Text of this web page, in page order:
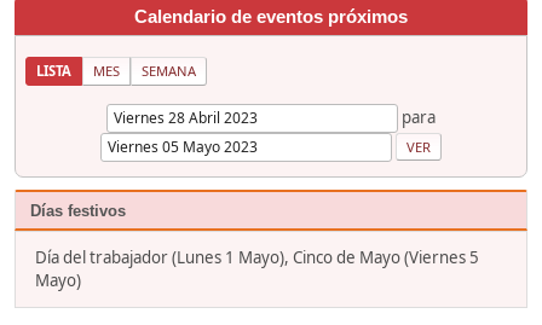
Calendario de eventos próximos
LISTA MES SEMANA
para
Días festivos
Día del trabajador (Lunes 1 Mayo), Cinco de Mayo (Viernes 5
Mayo)